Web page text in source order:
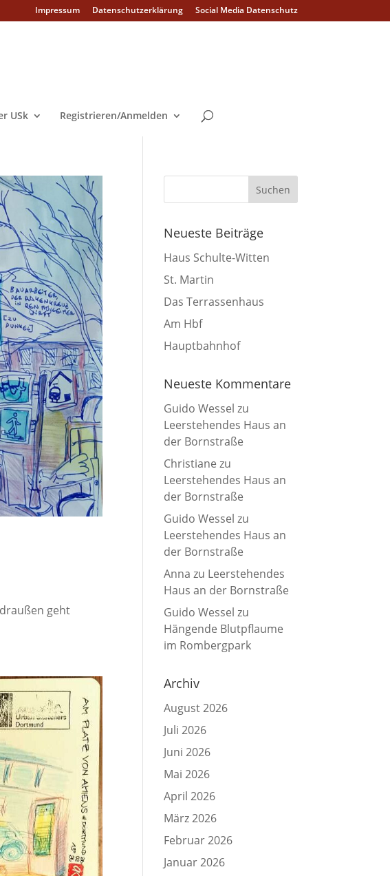
Impressum Datenschutzerklärung Social Media Datenschutz
USk Registrieren/Anmelden
geht
Neueste Beiträge
Haus Schulte-Witten
St. Martin
Das Terrassenhaus
Am Hbf
Hauptbahnhof
Neueste Kommentare
Guido Wessel zu
Leerstehendes Haus an
der Bornstraße
Christiane zu
Leerstehendes Haus an
der Bornstraße
Guido Wessel zu
Leerstehendes Haus an
der Bornstraße
Anna zu Leerstehendes
Haus an der Bornstraße
Guido Wessel zu
Hängende Blutpflaume
im Rombergpark
Archiv
August 2026
Juli 2026
Juni 2026
Mai 2026
April 2026
März 2026
Februar 2026
Januar 2026